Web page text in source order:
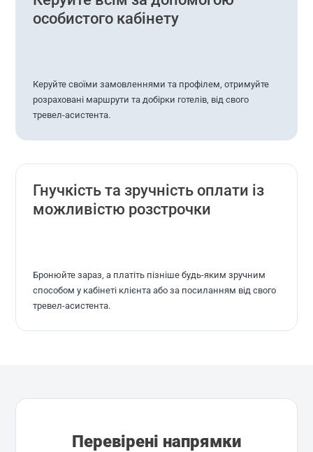
особистого кабінету
Керуйте своїми замовленнями та профілем, отримуйте
розраховані маршрути та добірки готелів, від свого
тревел-асистента.
Гнучкість та зручність оплати із
можливістю розстрочки
Бронюйте зараз, а платіть пізніше будь-яким зручним
способом у кабінеті клієнта або за посиланням від свого
тревел-асистента.
Перевірені напрямки